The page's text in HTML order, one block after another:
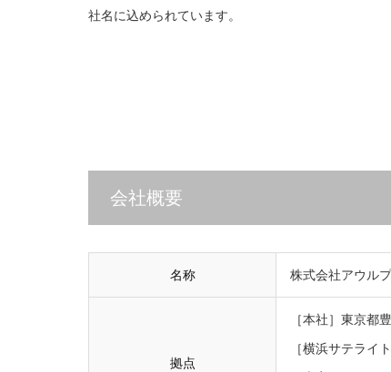
社名に込められています。
会社概要
名称 株式会社アウル
拠点
［本社］東京都
［横浜サテライ